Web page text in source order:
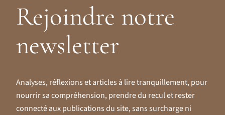
Rejoindre notre
newsletter
Analyses, réflexions et articles à lire tranquillement, pour
nourrir sa compréhension, prendre du recul et rester
connecté aux publications du site, sans surcharge ni